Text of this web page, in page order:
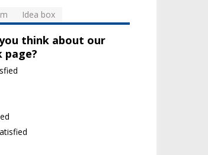
Idea box
think about our
page?